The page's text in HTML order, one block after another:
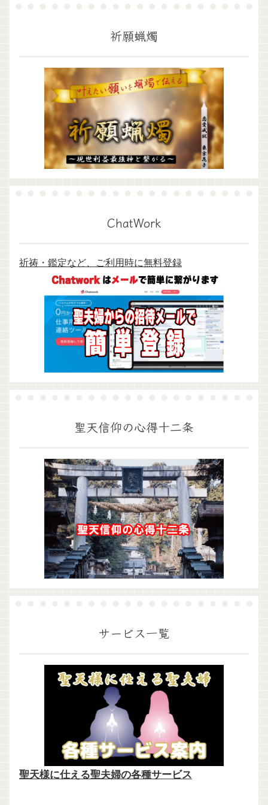
祈願蝋燭
ChatWork
祈祷・鑑定など、ご利用時に無料登録
聖天信仰の心得十二条
サービス一覧
聖天様に仕える聖夫婦の各種サービス